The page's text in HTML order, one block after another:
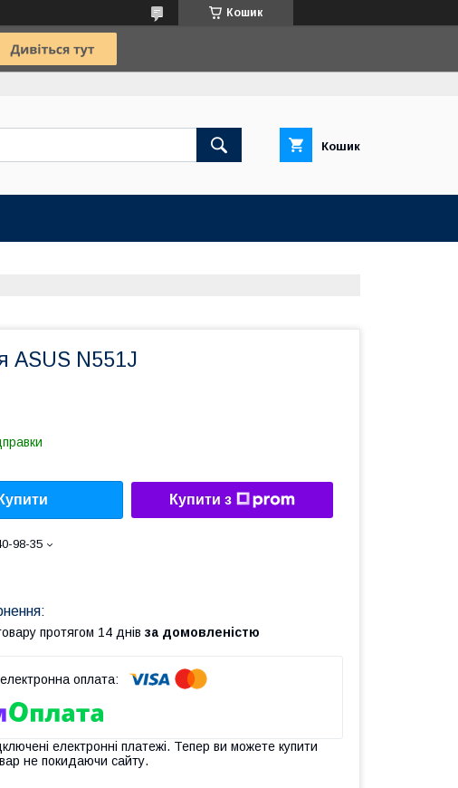
Кошик
Кошик
ASUS N551J
Купити Купити з
98-35
протягом 14 днів за домовленістю
електронні платежі. Тепер ви можете купити
не покидаючи сайту.